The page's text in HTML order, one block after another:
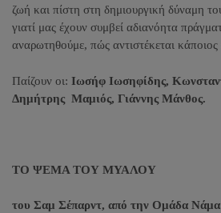
ζωή και πίστη στη δημιουργική δύναμη
γιατί μας έχουν συμβεί αδιανόητα
αναρωτηθούμε, πώς αντιστέκεται
Παίζουν οι: Ιωσήφ Ιωσηφίδης,
Δημήτρης Μαμιός, Γιάννης Μάνθος.
ΤΟ ΨΕΜΑ ΤΟΥ ΜΥΑΛΟΥ
του Σαμ Σέπαρντ, από την Ομάδα Νάμα